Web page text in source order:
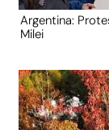
Argentina:
Milei